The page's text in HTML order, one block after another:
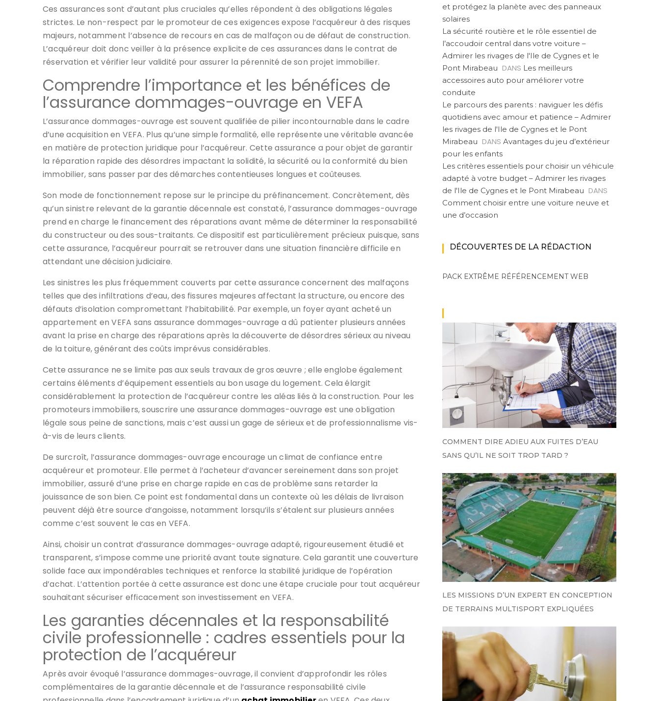
Ces assurances sont d’autant plus cruciales qu’elles répondent à des obligations légales
strictes. Le non-respect par le promoteur de ces exigences expose l’acquéreur à des risques
majeurs, notamment l’absence de recours en cas de malfaçon ou de défaut de construction.
L’acquéreur doit donc veiller à la présence explicite de ces assurances dans le contrat de
réservation et vérifier leur validité pour assurer la pérennité de son projet immobilier.
Comprendre l’importance et les bénéfices de
l’assurance dommages-ouvrage en VEFA
L’assurance dommages-ouvrage est souvent qualifiée de pilier incontournable dans le cadre
d’une acquisition en VEFA. Plus qu’une simple formalité, elle représente une véritable avancée
en matière de protection juridique pour l’acquéreur. Cette assurance a pour objet de garantir
la réparation rapide des désordres impactant la solidité, la sécurité ou la conformité du bien
immobilier, sans passer par des démarches contentieuses longues et coûteuses.
Son mode de fonctionnement repose sur le principe du préfinancement. Concrètement, dès
qu’un sinistre relevant de la garantie décennale est constaté, l’assurance dommages-ouvrage
prend en charge le financement des réparations avant même de déterminer la responsabilité
du constructeur ou des sous-traitants. Ce dispositif est particulièrement précieux puisque, sans
cette assurance, l’acquéreur pourrait se retrouver dans une situation financière difficile en
attendant une décision judiciaire.
Les sinistres les plus fréquemment couverts par cette assurance concernent des malfaçons
telles que des infiltrations d’eau, des fissures majeures affectant la structure, ou encore des
défauts d’isolation compromettant l’habitabilité. Par exemple, un foyer ayant acheté un
appartement en VEFA sans assurance dommages-ouvrage a dû patienter plusieurs années
avant la prise en charge des réparations après la découverte de désordres sérieux au niveau
de la toiture, générant des coûts imprévus considérables.
Cette assurance ne se limite pas aux seuls travaux de gros œuvre ; elle englobe également
certains éléments d’équipement essentiels au bon usage du logement. Cela élargit
considérablement la protection de l’acquéreur contre les aléas liés à la construction. Pour les
promoteurs immobiliers, souscrire une assurance dommages-ouvrage est une obligation
légale sous peine de sanctions, mais c’est aussi un gage de sérieux et de professionnalisme vis-
à-vis de leurs clients.
De surcroît, l’assurance dommages-ouvrage encourage un climat de confiance entre
acquéreur et promoteur. Elle permet à l’acheteur d’avancer sereinement dans son projet
immobilier, assuré d’une prise en charge rapide en cas de problème sans retarder la
jouissance de son bien. Ce point est fondamental dans un contexte où les délais de livraison
peuvent déjà être source d’angoisse, notamment lorsqu’ils s’étalent sur plusieurs années
comme c’est souvent le cas en VEFA.
Ainsi, choisir un contrat d’assurance dommages-ouvrage adapté, rigoureusement étudié et
transparent, s’impose comme une priorité avant toute signature. Cela garantit une couverture
solide face aux impondérables techniques et renforce la stabilité juridique de l’opération
d’achat. L’attention portée à cette assurance est donc une étape cruciale pour tout acquéreur
souhaitant sécuriser efficacement son investissement en VEFA.
Les garanties décennales et la responsabilité
civile professionnelle : cadres essentiels pour la
protection de l’acquéreur
Après avoir évoqué l’assurance dommages-ouvrage, il convient d’approfondir les rôles
complémentaires de la garantie décennale et de l’assurance responsabilité civile
et protégez la planète avec des panneaux
solaires
La sécurité routière et le rôle essentiel de
l’accoudoir central dans votre voiture –
Admirer les rivages de l'Ile de Cygnes et le
Pont Mirabeau DANS Les meilleurs
accessoires auto pour améliorer votre
conduite
Le parcours des parents : naviguer les défis
quotidiens avec amour et patience – Admirer
les rivages de l'Ile de Cygnes et le Pont
Mirabeau DANS Avantages du jeu d’extérieur
pour les enfants
Les critères essentiels pour choisir un véhicule
adapté à votre budget – Admirer les rivages
de l'Ile de Cygnes et le Pont Mirabeau DANS
Comment choisir entre une voiture neuve et
une d’occasion
DÉCOUVERTES DE LA RÉDACTION
PACK EXTRÊME RÉFÉRENCEMENT WEB
COMMENT DIRE ADIEU AUX FUITES D’EAU
SANS QU’IL NE SOIT TROP TARD ?
LES MISSIONS D’UN EXPERT EN CONCEPTION
DE TERRAINS MULTISPORT EXPLIQUÉES